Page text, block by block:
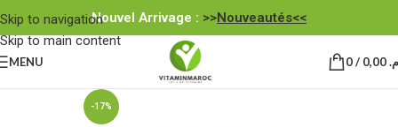
Skip to navigation
Skip to main content
Nouvel Arrivage : >>Nouveautés<<
MENU 0/
-17%